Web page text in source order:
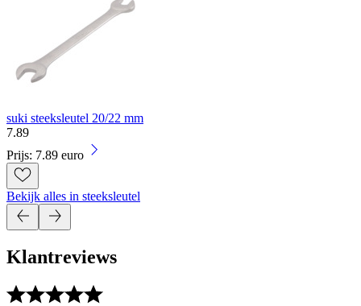
suki steeksleutel 20/22 mm
7.89
Prijs: 7.89 euro
Bekijk alles in steeksleutel
Klantreviews